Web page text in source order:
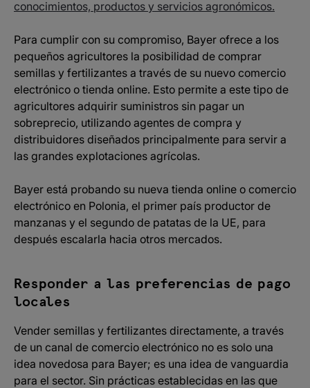
conocimientos, productos y servicios agronómicos.
Para cumplir con su compromiso, Bayer ofrece a los
pequeños agricultores la posibilidad de comprar
semillas y fertilizantes a través de su nuevo comercio
electrónico o tienda online. Esto permite a este tipo de
agricultores adquirir suministros sin pagar un
sobreprecio, utilizando agentes de compra y
distribuidores diseñados principalmente para servir a
las grandes explotaciones agrícolas.
Bayer está probando su nueva tienda online o comercio
electrónico en Polonia, el primer país productor de
manzanas y el segundo de patatas de la UE, para
después escalarla hacia otros mercados.
Responder a las preferencias de pago
locales
Vender semillas y fertilizantes directamente, a través
de un canal de comercio electrónico no es solo una
idea novedosa para Bayer; es una idea de vanguardia
para el sector. Sin prácticas establecidas en las que